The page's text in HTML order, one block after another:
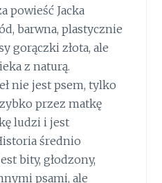
powieść Jacka
barwna, plastycznie
gorączki złota, ale
z naturą.
nie jest psem, tylko
przez matkę
ludzi i jest
średnio
bity, głodzony,
psami, ale